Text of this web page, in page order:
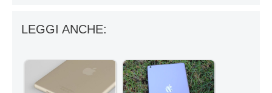
LEGGI ANCHE: